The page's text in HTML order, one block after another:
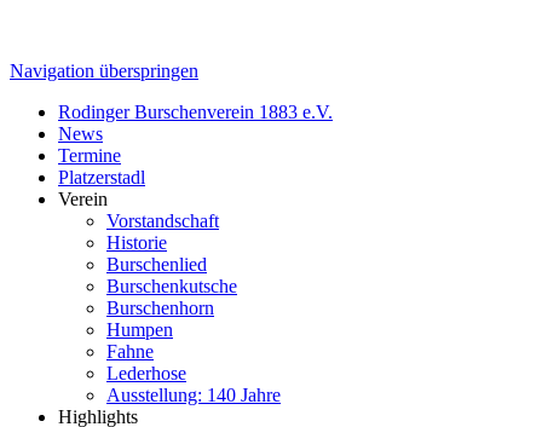
Navigation überspringen
Rodinger Burschenverein 1883 e.V.
News
Termine
Platzerstadl
Verein
Vorstandschaft
Historie
Burschenlied
Burschenkutsche
Burschenhorn
Humpen
Fahne
Lederhose
Ausstellung: 140 Jahre
Highlights